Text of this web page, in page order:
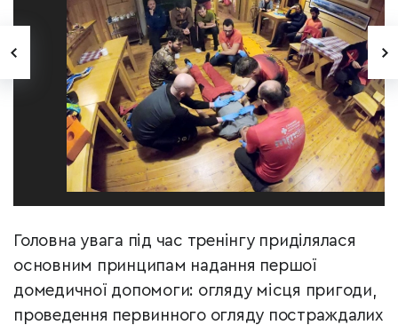
Головна увага під час тренінгу приділялася
основним принципам надання першої
домедичної допомоги: огляду місця пригоди,
проведення первинного огляду постраждалих